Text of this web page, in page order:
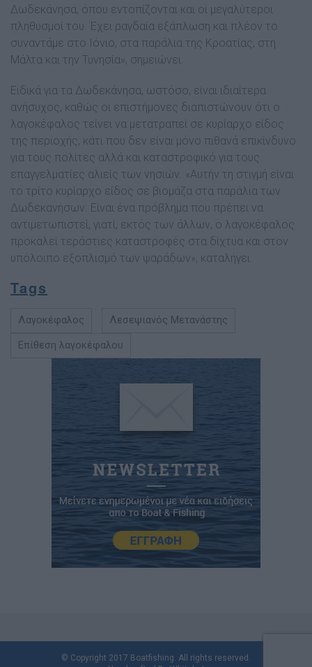
Δωδεκάνησα, όπου εντοπίζονται και οι μεγαλύτεροι
πληθυσμοί του. Έχει ραγδαία εξάπλωση και πλέον το
συναντάμε στο Ιόνιο, στα παράλια της Κροατίας, στη
Μάλτα και την Τυνησία», σημειώνει.
Ειδικά για τα Δωδεκάνησα, ωστόσο, είναι ιδιαίτερα
ανήσυχος, καθώς οι επιστήμονες διαπιστώνουν ότι ο
λαγοκέφαλος τείνει να μετατραπεί σε κυρίαρχο είδος
της περιοχής, κάτι που δεν είναι μόνο πιθανά επικίνδυνο
για τους πολίτες αλλά και καταστροφικό για τους
επαγγελματίες αλιείς των νησιών. «Αυτήν τη στιγμή είναι
το τρίτο κυρίαρχο είδος σε βιομάζα στα παράλια των
Δωδεκανήσων. Είναι ένα πρόβλημα που πρέπει να
αντιμετωπιστεί, γιατί, εκτός των άλλων, ο λαγοκέφαλος
προκαλεί τεράστιες καταστροφές στα δίχτυα και στον
υπόλοιπο εξοπλισμό των ψαράδων», καταλήγει.
Tags
Λαγοκέφαλος Λεσεψιανός Μετανάστης
Επίθεση λαγοκέφαλου
© Copyright 2017 Boatfishing. All rights reserved.